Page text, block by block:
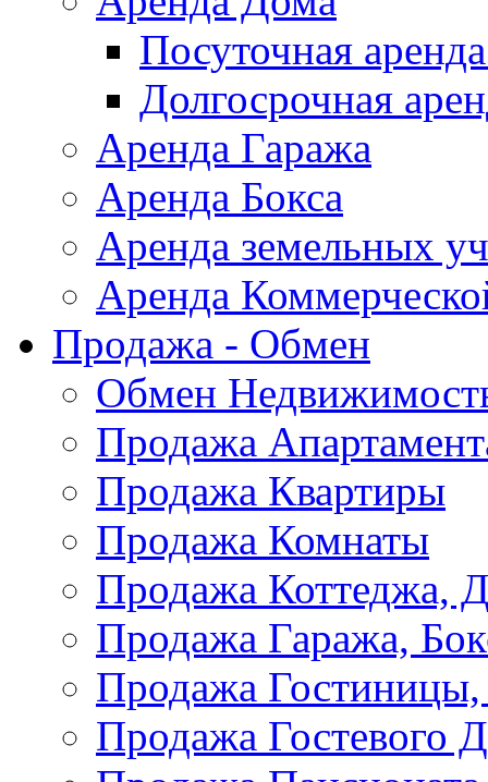
Посуточная
Долгосрочная
Аренда Гаража
Аренда Бокса
Аренда земельных
Аренда
Продажа - Обмен
Обмен
Продажа
Продажа Квартиры
Продажа Комнаты
Продажа Коттеджа,
Продажа Гаража,
Продажа
Продажа Гостевого